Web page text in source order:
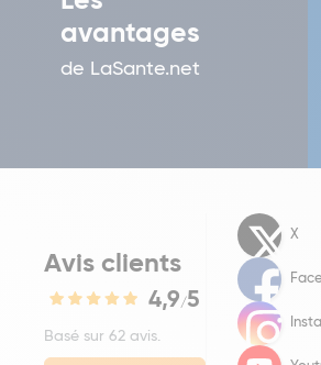
avantages
de LaSante.net
Avis clients
4,9/5
Basé sur 62 avis.
X